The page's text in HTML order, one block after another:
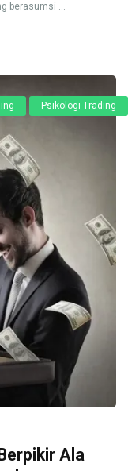
berasumsi ...
Psikologi Trading
Ala